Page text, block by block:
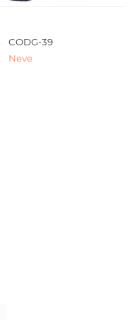
CODG-39
Neve